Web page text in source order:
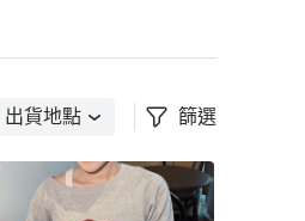
出貨地點 篩選